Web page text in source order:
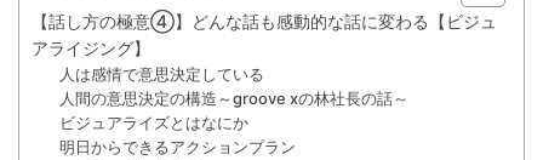
【話し方の極意④】どんな話も感動的な話に変わる【ビジュ
アライジング】
人は感情で意思決定している
人間の意思決定の構造～groove xの林社長の話～
ビジュアライズとはなにか
明日からできるアクションプラン